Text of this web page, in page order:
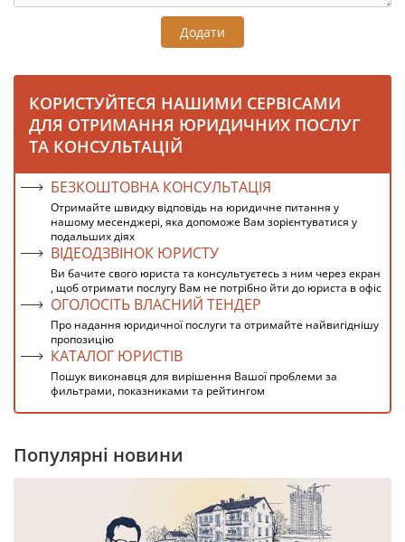
Додати
КОРИСТУЙТЕСЯ НАШИМИ СЕРВІСАМИ
ДЛЯ ОТРИМАННЯ ЮРИДИЧНИХ ПОСЛУГ
ТА КОНСУЛЬТАЦІЙ
БЕЗКОШТОВНА КОНСУЛЬТАЦІЯ
Отримайте швидку відповідь на юридичне питання у
нашому месенджері, яка допоможе Вам зорієнтуватися у
подальших діях
ВІДЕОДЗВІНОК ЮРИСТУ
Ви бачите свого юриста та консультуєтесь з ним через екран
, щоб отримати послугу Вам не потрібно йти до юриста в офіс
ОГОЛОСІТЬ ВЛАСНИЙ ТЕНДЕР
Про надання юридичної послуги та отримайте найвигіднішу
пропозицію
КАТАЛОГ ЮРИСТІВ
Пошук виконавця для вирішення Вашої проблеми за
фильтрами, показниками та рейтингом
Популярні новини